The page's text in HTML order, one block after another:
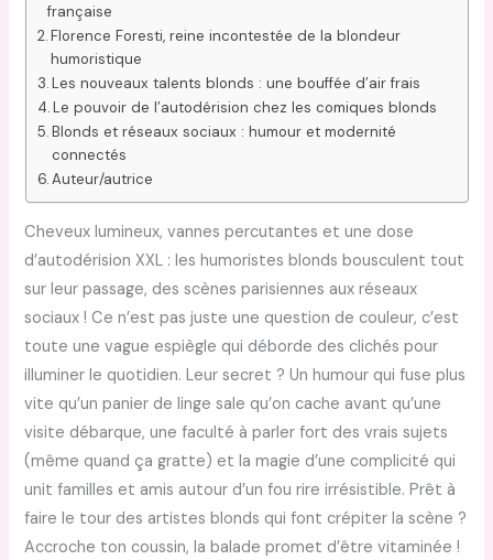
française
Florence Foresti, reine incontestée de la blondeur
humoristique
Les nouveaux talents blonds : une bouffée d’air frais
Le pouvoir de l’autodérision chez les comiques blonds
Blonds et réseaux sociaux : humour et modernité
connectés
Auteur/autrice
Cheveux lumineux, vannes percutantes et une dose
d’autodérision XXL : les humoristes blonds bousculent tout
sur leur passage, des scènes parisiennes aux réseaux
sociaux ! Ce n’est pas juste une question de couleur, c’est
toute une vague espiègle qui déborde des clichés pour
illuminer le quotidien. Leur secret ? Un humour qui fuse plus
vite qu’un panier de linge sale qu’on cache avant qu’une
visite débarque, une faculté à parler fort des vrais sujets
(même quand ça gratte) et la magie d’une complicité qui
unit familles et amis autour d’un fou rire irrésistible. Prêt à
faire le tour des artistes blonds qui font crépiter la scène ?
Accroche ton coussin, la balade promet d’être vitaminée !